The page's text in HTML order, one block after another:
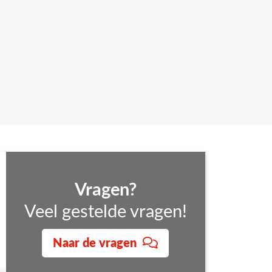
is om deze training te volgen. Ook kan je via
te plannen.
Vragen?
Veel gestelde vragen!
Naar de vragen